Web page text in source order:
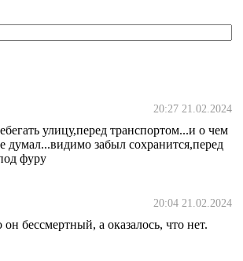
20:27 21.02.2024
улицу,перед транспортом...и о чем
думал...видимо забыл сохранится,перед
фуру
20:04 21.02.2024
он бессмертный, а оказалось, что нет.